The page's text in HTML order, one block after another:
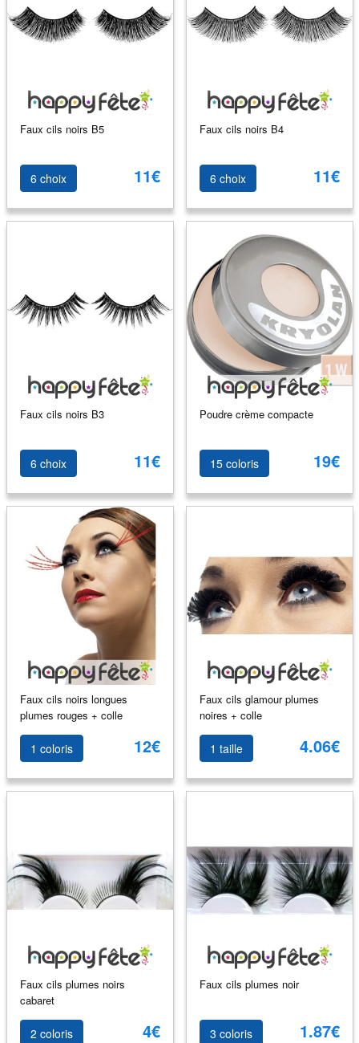
Faux cils noirs B5
6 choix 11€
Faux cils noirs B4
6 choix 11€
Faux cils noirs B3
6 choix 11€
Poudre crème compacte
15 coloris 19€
Faux cils noirs longues
plumes rouges + colle
1 coloris 12€
Faux cils glamour plumes
noires + colle
1 taille 4.06€
Faux cils plumes noirs
cabaret
2 coloris 4€
Faux cils plumes noir
3 coloris 1.87€